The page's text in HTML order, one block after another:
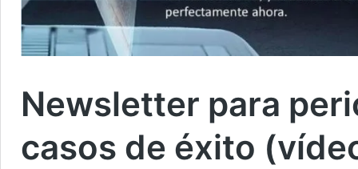
Newsletter para
casos de éxito